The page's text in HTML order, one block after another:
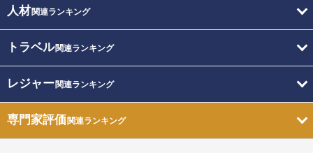
人材関連ランキング
トラベル関連ランキング
レジャー関連ランキング
専門家評価関連ランキング